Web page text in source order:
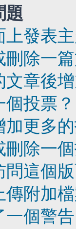
題
上發表
刪除一
文章後
投票？
加更多
刪除一
問這個
傳附加
一個警